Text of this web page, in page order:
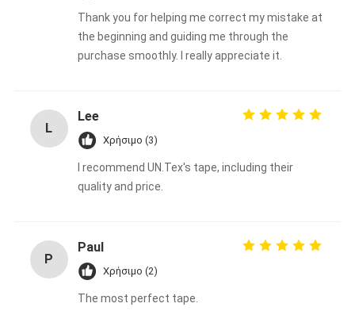
Ηλεκτρική πίνακα μόνωσης
Thank you for helping me correct my mistake at
the beginning and guiding me through the
purchase smoothly. I really appreciate it.
L
Lee
Χρήσιμο (3)
I recommend UN.Tex's tape, including their
quality and price.
P
Paul
Χρήσιμο (2)
The most perfect tape.